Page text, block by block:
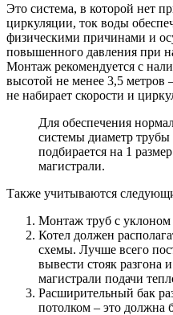
Это система, в которой нет
циркуляции, ток воды
физическими причинами и
повышенного давления при
Монтаж рекомендуется с
высотой не менее 3,5 метров
не набирает скорости и
Для обеспечения
системы диаметр трубы
подбирается на 1
магистрали.
Также учитываются
Монтаж труб с уклоном
Котел должен
схемы. Лучше всего
вывести стояк разгона
магистрали подачи
Расширительный бак
потолком – это должна